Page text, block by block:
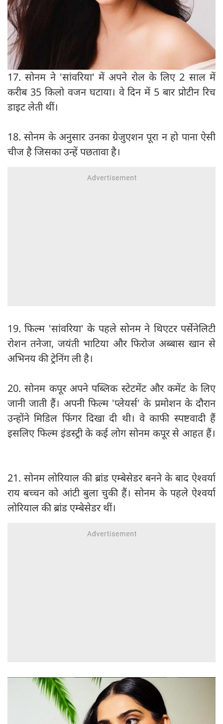
17. सोनम ने 'सांवरिया' में अपने रोल के लिए 2 साल में
करीब 35 किलो वजन घटाया। वे दिन में 5 बार प्रोटीन रिच
डाइट लेती थीं।
18. सोनम के अनुसार उनका ग्रेजुएशन पूरा न हो पाना ऐसी
चीज है जिसका उन्हें पछतावा है।
19. फिल्म 'सांवरिया' के पहले सोनम ने थिएटर पर्सेनेलिटी
रोशन तनेजा, जयंती भाटिया और फिरोज अब्बास खान से
अभिनय की ट्रेनिंग ली है।
20. सोनम कपूर अपने पब्लिक स्टेटमेंट और कमेंट के लिए
जानी जाती हैं। अपनी फिल्म 'प्लेयर्स' के प्रमोशन के दौरान
उन्होंने मिडिल फिंगर दिखा दी थी। वे काफी स्पष्टवादी हैं
इसलिए फिल्म इंडस्ट्री के कई लोग सोनम कपूर से आहत हैं।
21. सोनम लोरियाल की ब्रांड एम्बेसेडर बनने के बाद ऐश्वर्या
राय बच्चन को आंटी बुला चुकी हैं। सोनम के पहले ऐश्वर्या
लोरियाल की ब्रांड एम्बेसेडर थीं।